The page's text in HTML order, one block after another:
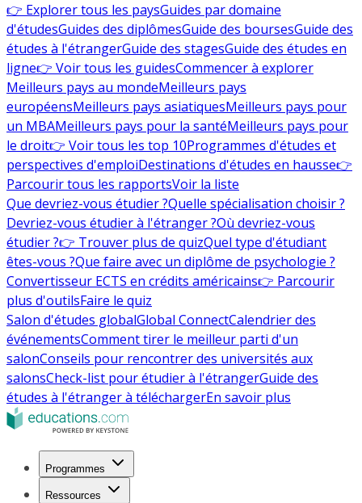
👉 Explorer tous les paysGuides par domaine
d'étudesGuides des diplômesGuide des boursesGuide des
études à l'étrangerGuide des stagesGuide des études en
ligne👉 Voir tous les guidesCommencer à explorer
Meilleurs pays au mondeMeilleurs pays
européensMeilleurs pays asiatiquesMeilleurs pays pour
un MBAMeilleurs pays pour la santéMeilleurs pays pour
le droit👉 Voir tous les top 10Programmes d'études et
perspectives d'emploiDestinations d'études en hausse👉
Parcourir tous les rapportsVoir la liste
Que devriez-vous étudier ?Quelle spécialisation choisir ?
Devriez-vous étudier à l'étranger ?Où devriez-vous
étudier ?👉 Trouver plus de quizQuel type d'étudiant
êtes-vous ?Que faire avec un diplôme de psychologie ?
Convertisseur ECTS en crédits américains👉 Parcourir
plus d'outilsFaire le quiz
Salon d'études globalGlobal ConnectCalendrier des
événementsComment tirer le meilleur parti d'un
salonConseils pour rencontrer des universités aux
salonsCheck-list pour étudier à l'étrangerGuide des
études à l'étranger à téléchargerEn savoir plus
Programmes
Ressources